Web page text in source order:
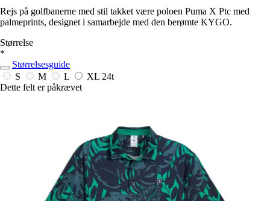
Rejs på golfbanerne med stil takket være poloen Puma X Ptc med
palmeprints, designet i samarbejde med den berømte KYGO.
Størrelse
*
Størrelsesguide
S
M L XL 24t
Dette felt er påkrævet